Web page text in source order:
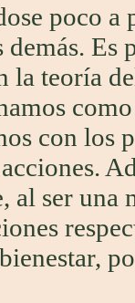
poco
Es
teoría
con los
al ser